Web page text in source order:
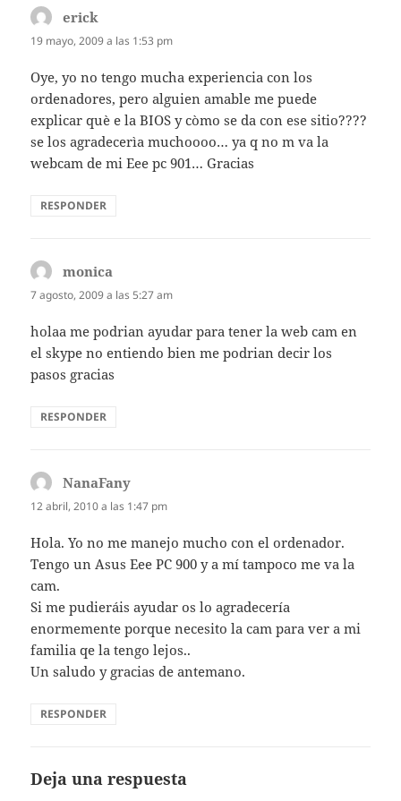
erick
19 mayo, 2009 a las 1:53 pm
Oye, yo no tengo mucha experiencia con los
ordenadores, pero alguien amable me puede
explicar què e la BIOS y còmo se da con ese sitio????
se los agradecerìa muchoooo… ya q no m va la
webcam de mi Eee pc 901… Gracias
RESPONDER
monica
7 agosto, 2009 a las 5:27 am
holaa me podrian ayudar para tener la web cam en
el skype no entiendo bien me podrian decir los
pasos gracias
RESPONDER
NanaFany
12 abril, 2010 a las 1:47 pm
Hola. Yo no me manejo mucho con el ordenador.
Tengo un Asus Eee PC 900 y a mí tampoco me va la
cam.
Si me pudieráis ayudar os lo agradecería
enormemente porque necesito la cam para ver a mi
familia qe la tengo lejos..
Un saludo y gracias de antemano.
RESPONDER
Deja una respuesta